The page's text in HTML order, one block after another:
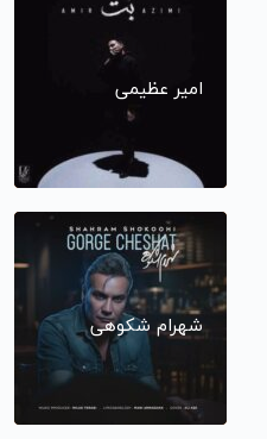
امیر عظیمی
شهرام شکوهی